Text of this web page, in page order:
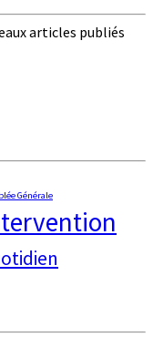
articles publiés
Générale